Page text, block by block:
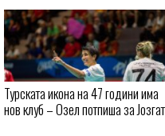
Турската икона на 47 години има
нов клуб – Озел потпиша за Јозгат